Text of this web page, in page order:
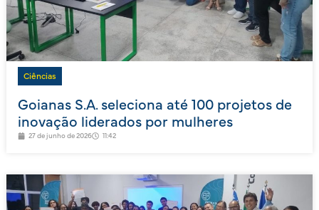
Ciências
Goianas S.A. seleciona até 100 projetos de
inovação liderados por mulheres
27 de junho de 2026 11:42